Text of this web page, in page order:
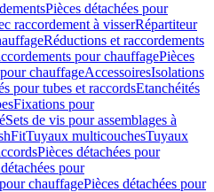
Pièces détachées pour
raccordement à visserRépartiteur
Réductions et raccordements
pour chauffagePièces
chauffageAccessoiresIsolations
pour tubes et raccordsEtanchéités
Fixations pour
Sets de vis pour assemblages à
Tuyaux multicouchesTuyaux
Pièces détachées pour
pour
chauffagePièces détachées pour